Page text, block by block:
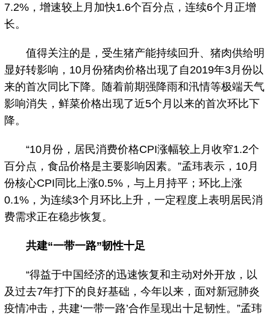
7.2%，增速较上月加快1.6个百分点，连续6个月正增
长。
值得关注的是，受生猪产能持续回升、猪肉供给明
显好转影响，10月份猪肉价格出现了自2019年3月份以
来的首次同比下降。随着前期强降雨和汛情等极端天气
影响消失，鲜菜价格出现了近5个月以来的首次环比下
降。
“10月份，居民消费价格CPI涨幅较上月收窄1.2个
百分点，食品价格是主要影响因素。”孟玮表示，10月
份核心CPI同比上涨0.5%，与上月持平；环比上涨
0.1%，为连续3个月环比上升，一定程度上表明居民消
费需求正在稳步恢复。
共建“一带一路”韧性十足
“得益于中国经济的迅速恢复和主动对外开放，以
及过去7年打下的良好基础，今年以来，面对新冠肺炎
疫情冲击，共建‘一带一路’合作呈现出十足韧性。”孟玮